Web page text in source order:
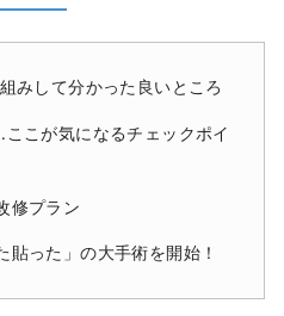
みして分かった良いところ
こが気になるチェックポイ
修プラン
貼った」の大手術を開始！